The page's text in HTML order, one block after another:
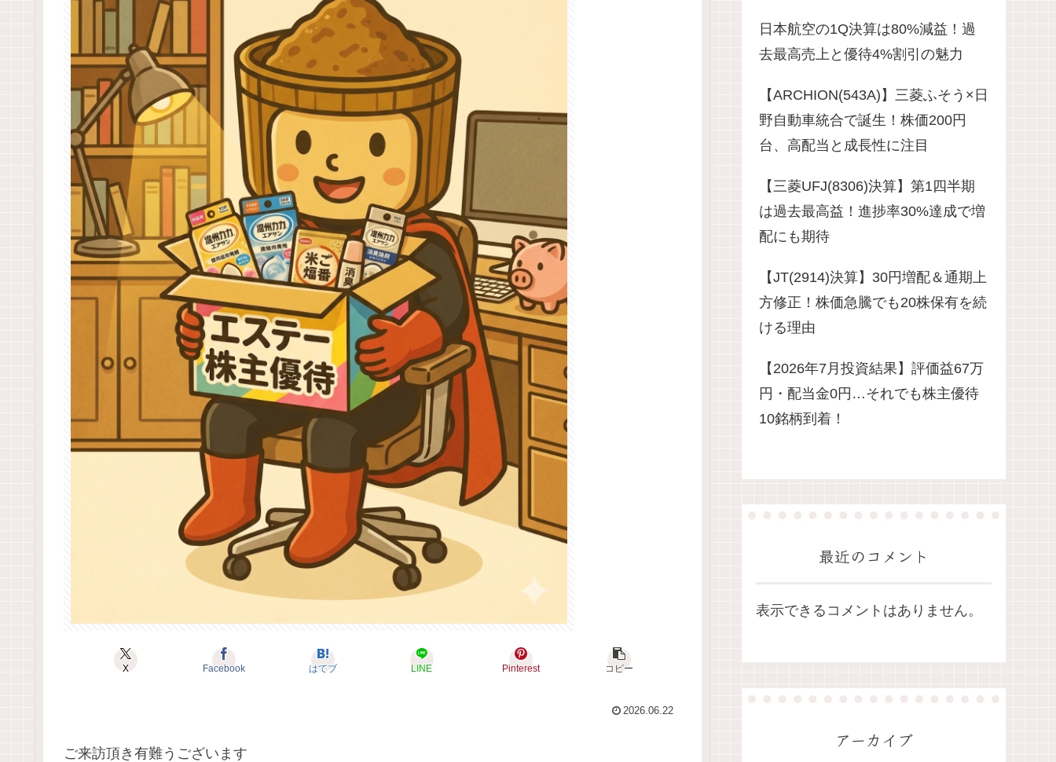
X Facebook はてブ LINE Pinterest コピー
2026.06.22
ご来訪頂き有難うございます
日本航空の1Q決算は80%減益！過
去最高売上と優待4%割引の魅力
【ARCHION(543A)】三菱ふそう×日
野自動車統合で誕生！株価200円
台、高配当と成長性に注目
【三菱UFJ(8306)決算】第1四半期
は過去最高益！進捗率30%達成で増
配にも期待
【JT(2914)決算】30円増配＆通期上
方修正！株価急騰でも20株保有を続
ける理由
【2026年7月投資結果】評価益67万
円・配当金0円…それでも株主優待
10銘柄到着！
最近のコメント
表示できるコメントはありません。
アーカイブ